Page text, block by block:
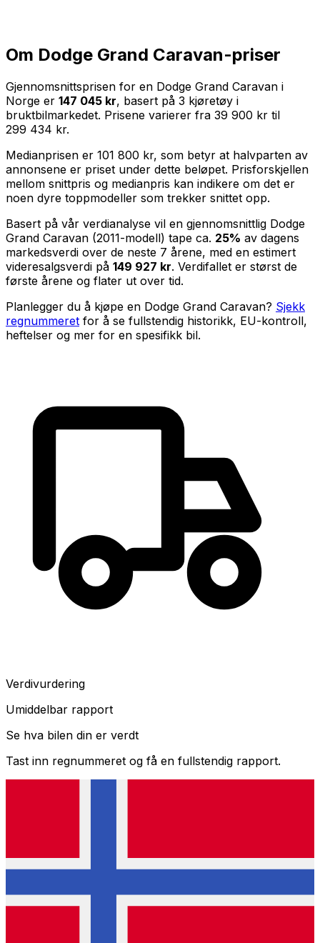
Om Dodge Grand Caravan-priser
Gjennomsnittsprisen for en Dodge Grand Caravan i
Norge er 147 045 kr, basert på 3 kjøretøy i
bruktbilmarkedet. Prisene varierer fra 39 900 kr til
299 434 kr.
Medianprisen er 101 800 kr, som betyr at halvparten av
annonsene er priset under dette beløpet. Prisforskjellen
mellom snittpris og medianpris kan indikere om det er
noen dyre toppmodeller som trekker snittet opp.
Basert på vår verdianalyse vil en gjennomsnittlig Dodge
Grand Caravan (2011-modell) tape ca. 25% av dagens
markedsverdi over de neste 7 årene, med en estimert
videresalgsverdi på 149 927 kr. Verdifallet er størst de
første årene og flater ut over tid.
Planlegger du å kjøpe en Dodge Grand Caravan? Sjekk
regnummeret for å se fullstendig historikk, EU-kontroll,
heftelser og mer for en spesifikk bil.
Verdivurdering
Umiddelbar rapport
Se hva bilen din er verdt
Tast inn regnummeret og få en fullstendig rapport.